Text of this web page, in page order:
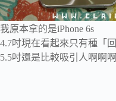
我原本拿的是iPhone 6s
4.7吋現在看起來只有種「
5.5吋還是比較吸引人啊啊